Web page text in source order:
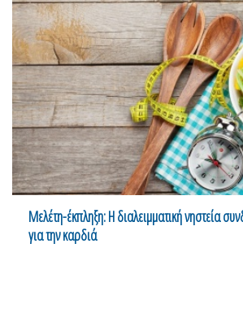
Μελέτη-έκπληξη: Η διαλειμματική νηστεία
για την καρδιά